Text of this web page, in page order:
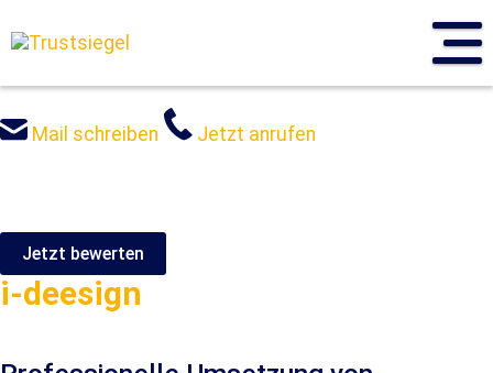
zum
Inhalt
Mail schreiben Jetzt anrufen
Jetzt bewerten
i-deesign